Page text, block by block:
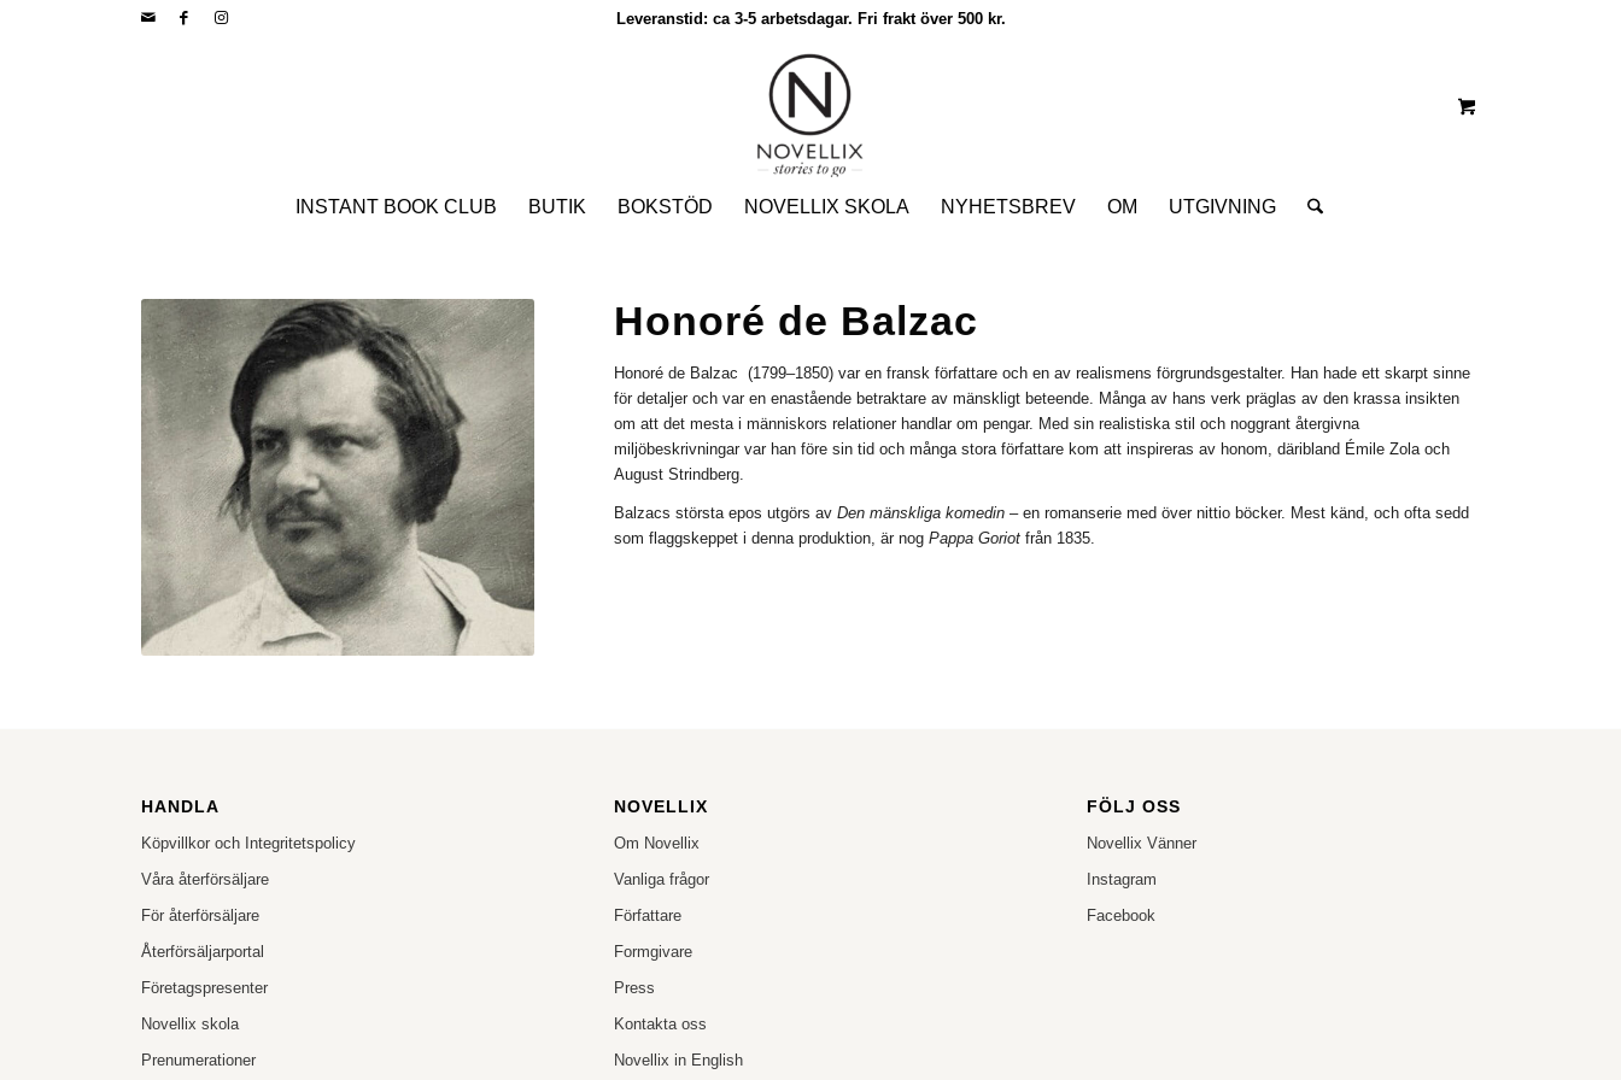
Leveranstid: ca 3-5 arbetsdagar. Fri frakt över 500 kr.
INSTANT BOOK CLUB BUTIK BOKSTÖD NOVELLIX SKOLA NYHETSBREV OM UTGIVNING
Honoré de Balzac
Honoré de Balzac (1799–1850) var en fransk författare och en av realismens förgrundsgestalter. Han hade ett skarpt sinne
för detaljer och var en enastående betraktare av mänskligt beteende. Många av hans verk präglas av den krassa insikten
om att det mesta i människors relationer handlar om pengar. Med sin realistiska stil och noggrant återgivna
miljöbeskrivningar var han före sin tid och många stora författare kom att inspireras av honom, däribland Émile Zola och
August Strindberg.
Balzacs största epos utgörs avDen mänskliga komedin – en romanserie med över nittio böcker. Mest känd, och ofta sedd
som flaggskeppet i denna produktion, är nogPappa Goriot från 1835.
HANDLA
Köpvillkor och Integritetspolicy
Våra återförsäljare
För återförsäljare
Återförsäljarportal
Företagspresenter
Novellix skola
Prenumerationer
NOVELLIX
Om Novellix
Vanliga frågor
Författare
Formgivare
Press
Kontakta oss
Novellix in English
FÖLJ OSS
Novellix Vänner
Instagram
Facebook